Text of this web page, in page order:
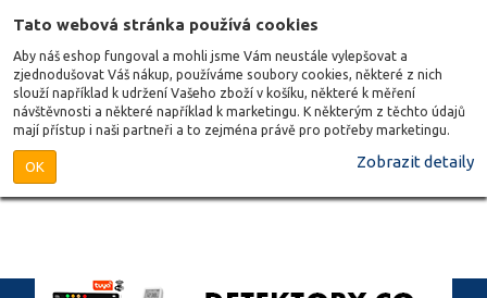
Tato webová stránka používá cookies
Aby náš eshop fungoval a mohli jsme Vám neustále vylepšovat a
zjednodušovat Váš nákup, používáme soubory cookies, některé z nich
slouží například k udržení Vašeho zboží v košíku, některé k měření
návštěvnosti a některé například k marketingu. K některým z těchto údajů
mají přístup i naši partneři a to zejména právě pro potřeby marketingu.
OK Zobrazit detaily